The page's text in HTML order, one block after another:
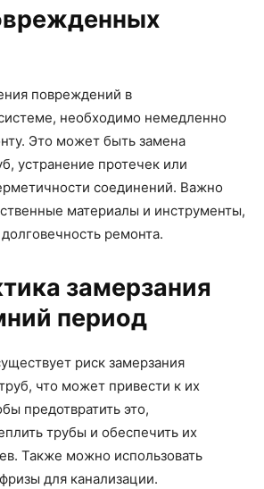
повреждений в
необходимо немедленно
Это может быть замена
устранение протечек или
соединений. Важно
материалы и инструменты,
ремонта.
замерзания
период
риск замерзания
что может привести к их
предотвратить это,
трубы и обеспечить их
Также можно использовать
для канализации.